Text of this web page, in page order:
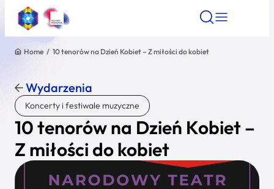
Znajdź atrakcję
Nazwa atrakcji
Miasto
Kategoria
Home / 10 tenorów na Dzień Kobiet – Z miłości do kobiet
Wydarzenia
Koncerty i festiwale muzyczne
10 tenorów na Dzień Kobiet –
Z miłości do kobiet